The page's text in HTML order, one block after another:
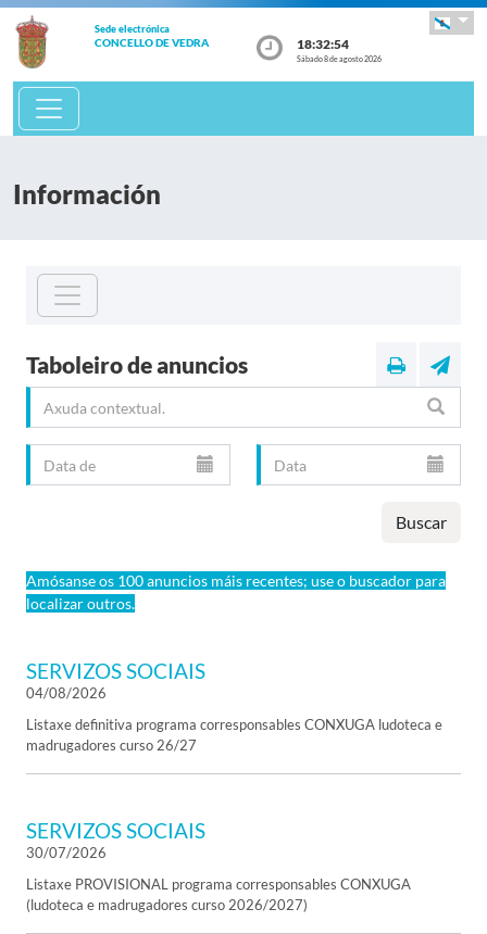
Sede electrónica
CONCELLO DE VEDRA 18:32:55
Sábado 8 de agosto 2026
Información
Taboleiro de anuncios
Buscar
Amósanse os 100 anuncios máis recentes; use o buscador para
localizar outros.
SERVIZOS SOCIAIS
04/08/2026
Listaxe definitiva programa corresponsables CONXUGA ludoteca e
madrugadores curso 26/27
SERVIZOS SOCIAIS
30/07/2026
Listaxe PROVISIONAL programa corresponsables CONXUGA
(ludoteca e madrugadores curso 2026/2027)